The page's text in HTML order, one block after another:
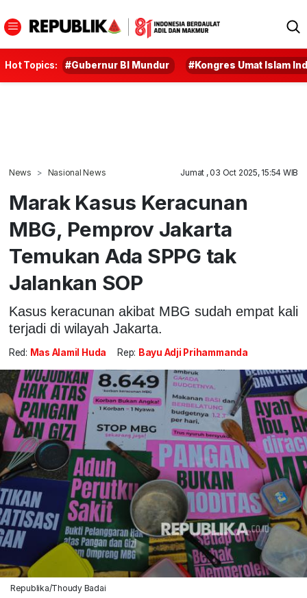
Hot Topics: #Gubernur BI Mundur #Kongres Umat Islam
News Nasional News Jumat , 03 Oct 2025, 15:54 WIB
Marak Kasus Keracunan
MBG, Pemprov Jakarta
Temukan Ada SPPG tak
Jalankan SOP
Kasus keracunan akibat MBG sudah empat kali
terjadi di wilayah Jakarta.
Red: Mas Alamil Huda Rep: Bayu Adji Prihammanda
Republika/Thoudy Badai